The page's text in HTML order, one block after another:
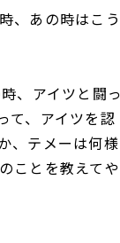
、あの時はこう
、アイツと闘っ
て、アイツを認
、テメーは何様
ことを教えてや